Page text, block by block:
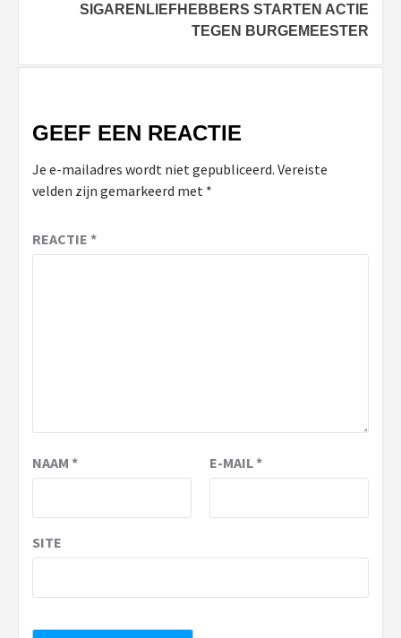
SIGARENLIEFHEBBERS STARTEN ACTIE
TEGEN BURGEMEESTER
GEEF EEN REACTIE
Je e-mailadres wordt niet gepubliceerd. Vereiste
velden zijn gemarkeerd met *
REACTIE *
NAAM * E-MAIL*
SITE